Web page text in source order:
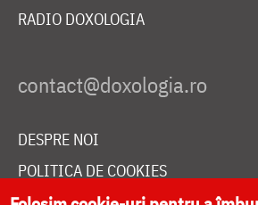
RADIO DOXOLOGIA
DESPRE NOI
POLITICA DE COOKIES